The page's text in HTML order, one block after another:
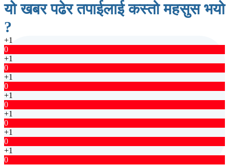
यो खबर पढेर तपाईलाई कस्तो महसुस भयो
?
+1
0
+1
0
+1
0
+1
0
+1
0
+1
0
+1
0